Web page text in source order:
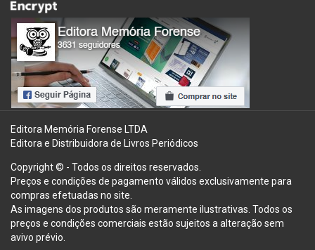
Editora Memória Forense LTDA
Editora e Distribuidora de Livros Periódicos
Copyright © - Todos os direitos reservados.
Preços e condições de pagamento válidos exclusivamente para
compras efetuadas no site.
As imagens dos produtos são meramente ilustrativas. Todos os
preços e condições comerciais estão sujeitos a alteração sem
avivo prévio.